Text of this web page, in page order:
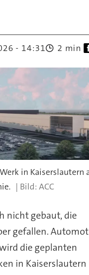
- 14:31 2 min
in Kaiserslautern
ACC
nicht gebaut, die
gefallen.
die geplanten
in